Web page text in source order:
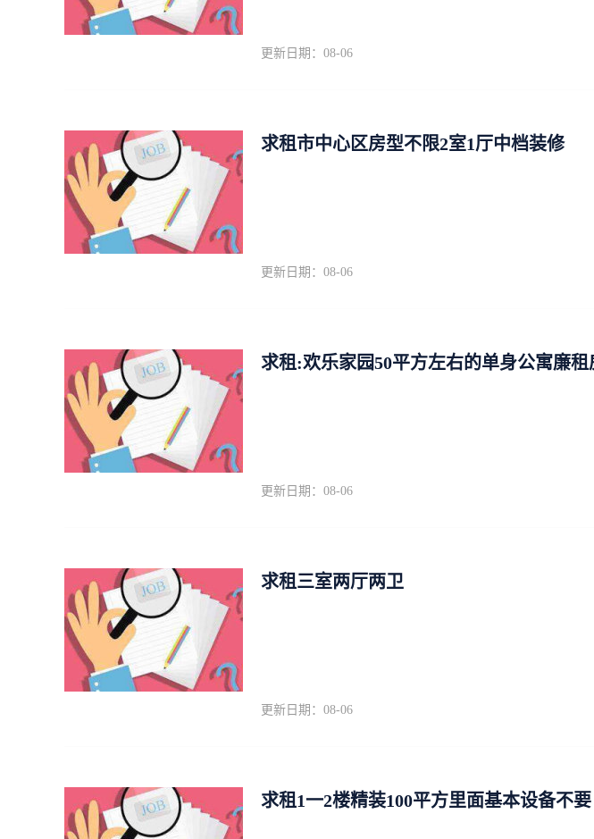
更新日期：08-06
求租市中心区房型不限2室1厅中档装修
更新日期：08-06
求租:欢乐家园50平方左右的单身公寓廉租
更新日期：08-06
求租三室两厅两卫
更新日期：08-06
求租1一2楼精装100平方里面基本设备不要